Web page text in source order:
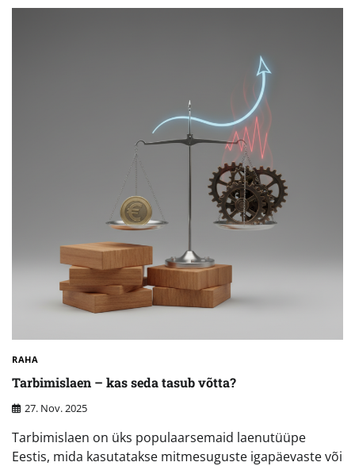
RAHA
Tarbimislaen – kas seda tasub võtta?
27. Nov. 2025
Tarbimislaen on üks populaarsemaid laenutüüpe
Eestis, mida kasutatakse mitmesuguste igapäevaste või